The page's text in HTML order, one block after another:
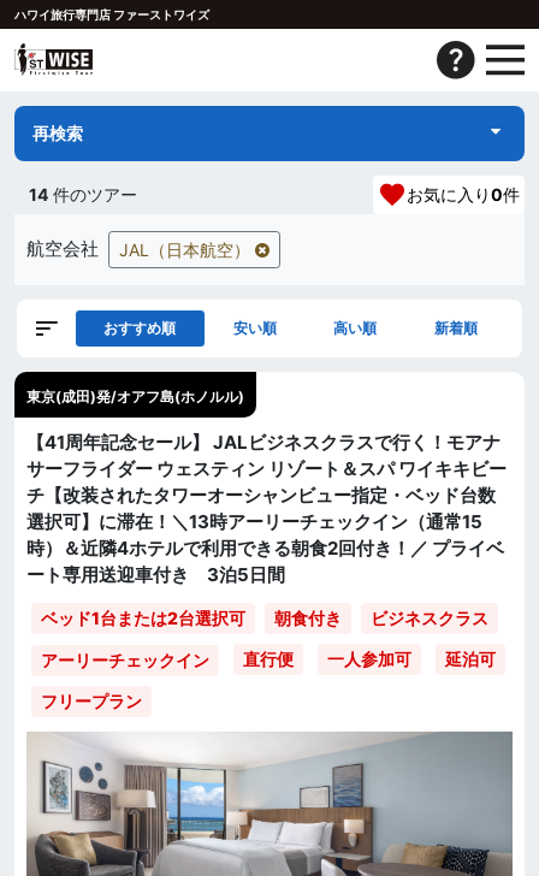
ハワイ旅行専門店 ファーストワイズ
再検索
14 件のツアー お気に入り0件
航空会社 JAL（日本航空）
おすすめ順 安い順 高い順 新着順
東京(成田)発/オアフ島(ホノルル)
【41周年記念セール】 JALビジネスクラスで行く！モアナ
サーフライダー ウェスティン リゾート＆スパ ワイキキビー
チ【改装されたタワーオーシャンビュー指定・ベッド台数
選択可】に滞在！＼13時アーリーチェックイン（通常15
時）＆近隣4ホテルで利用できる朝食2回付き！／ プライベ
ート専用送迎車付き 3泊5日間
ベッド1台または2台選択可 朝食付き ビジネスクラス
アーリーチェックイン 直行便 一人参加可 延泊可
フリープラン